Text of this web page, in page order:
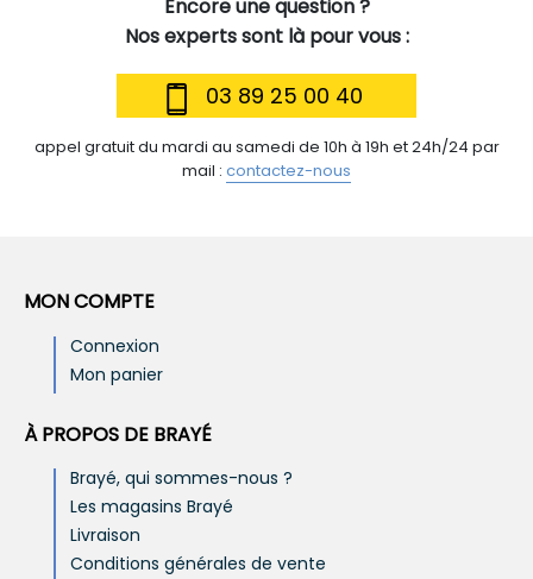
Encore une question ?
Nos experts sont là pour vous :
03 89 25 00 40
appel gratuit du mardi au samedi de 10h à 19h et 24h/24 par
mail : contactez-nous
MON COMPTE
Connexion
Mon panier
À PROPOS DE BRAYÉ
Brayé, qui sommes-nous ?
Les magasins Brayé
Livraison
Conditions générales de vente